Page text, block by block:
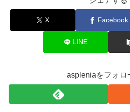
X Facebook
LINE
aspleniaをフォロ